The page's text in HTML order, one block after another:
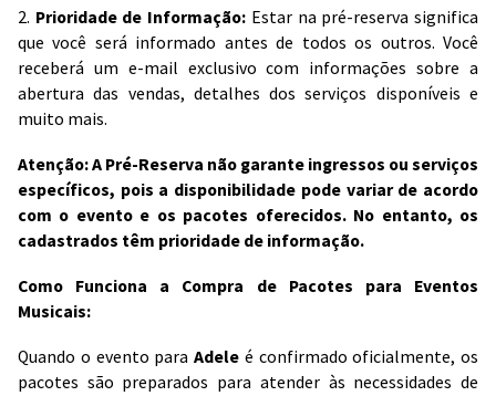
2. Prioridade de Informação: Estar na pré-reserva significa
que você será informado antes de todos os outros. Você
receberá um e-mail exclusivo com informações sobre a
abertura das vendas, detalhes dos serviços disponíveis e
muito mais.
Atenção: A Pré-Reserva não garante ingressos ou serviços
específicos, pois a disponibilidade pode variar de acordo
com o evento e os pacotes oferecidos. No entanto, os
cadastrados têm prioridade de informação.
Como Funciona a Compra de Pacotes para Eventos
Musicais:
Quando o evento para Adele é confirmado oficialmente, os
pacotes são preparados para atender às necessidades de